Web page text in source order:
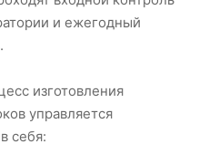
и ежегодный
изготовления
управляется
себя: